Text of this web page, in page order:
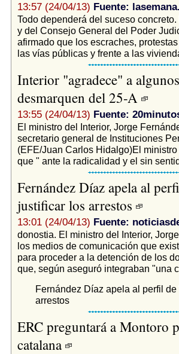
13:57 (24/04/13) Fuente:
Todo dependerá del suceso
y del Consejo General del Poder
afirmado que los escraches,
las vías públicas y frente a las
Interior "agradece" a
desmarquen del 25-A
13:55 (24/04/13) Fuente:
El ministro del Interior, Jorge
secretario general de Instituciones
(EFE/Juan Carlos Hidalgo)El
que " ante la radicalidad y el sin
Fernández Díaz apela al
justificar los arrestos
13:01 (24/04/13) Fuente:
donostia. El ministro del Interior,
los medios de comunicación que
para proceder a la detención de los
que, según aseguró integraban "una
Fernández Díaz apela al perfil
arrestos
ERC preguntará a Montoro
catalana